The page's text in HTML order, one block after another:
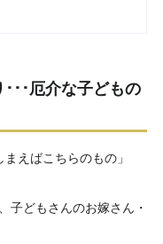
･･厄介な子どもの
えばこちらのもの」
子どもさんのお嫁さん・